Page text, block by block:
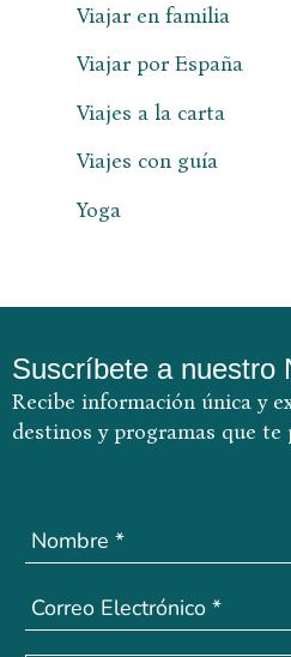
Viajar en familia
Viajar por España
Viajes a la carta
Viajes con guía
Yoga
Suscríbete a nuestro
Recibe información única y
destinos yprogramas que te